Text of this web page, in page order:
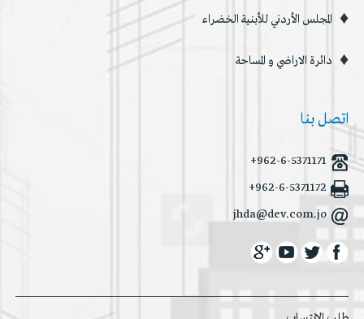
المجلس الأردني للأبنية الخضراء
دائرة الاراضي و المساحة
اتصل بنا
+962-6-5371171
+962-6-5371172
jhda@dev.com.jo